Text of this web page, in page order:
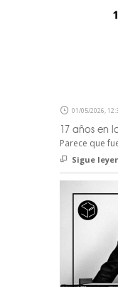
01/05/2026,
17 años en
Parece que
Sigue